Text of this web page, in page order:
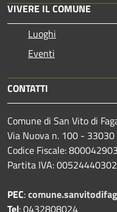
VIVERE IL COMUNE
Luoghi
Eventi
CONTATTI
Comune di San Vito di
Via Nuova n. 100 - 33030
Codice Fiscale:
Partita IVA: 00524440302
PEC:
Tel: 0432808024